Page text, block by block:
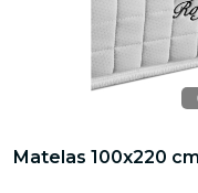
Matelas 100x220